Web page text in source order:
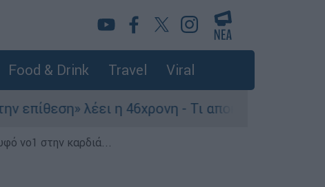
Food & Drink Travel Viral
λέει η 46χρονη - Τι αποκάλυψε στους
νο1 στην καρδιά...